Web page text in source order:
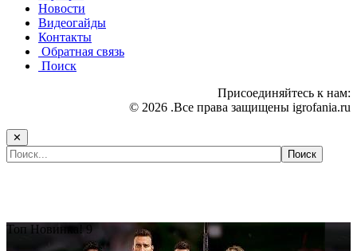
Новости
Видеогайды
Контакты
Обратная связь
Поиск
Присоединяйтесь к нам:
© 2026 .Все права защищены igrofania.ru
✕
Топ Новинка! 9